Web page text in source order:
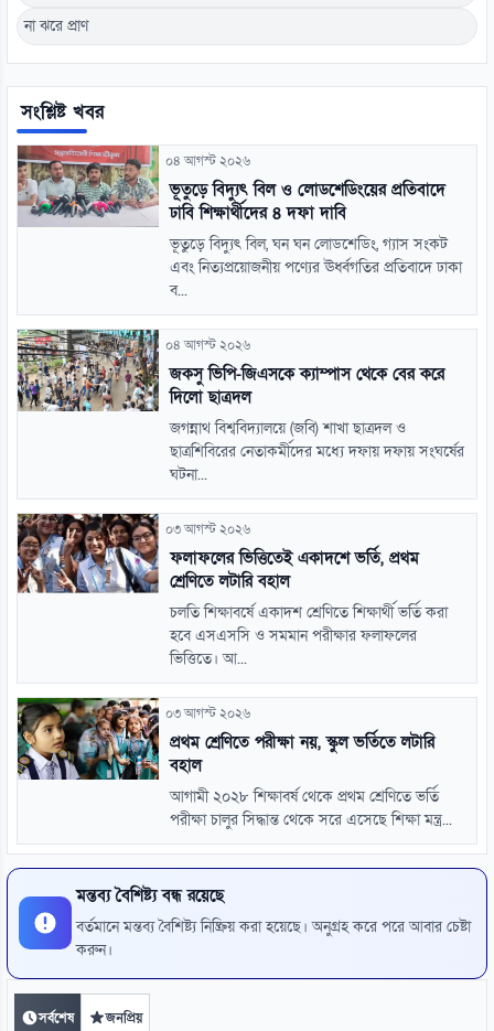
না ঝরে প্রাণ
সংশ্লিষ্ট খবর
০৪ আগস্ট ২০২৬
ভূতুড়ে বিদ্যুৎ বিল ও লোডশেডিংয়ের প্রতিবাদে
ঢাবি শিক্ষার্থীদের ৪ দফা দাবি
ভূতুড়ে বিদ্যুৎ বিল, ঘন ঘন লোডশেডিং, গ্যাস সংকট
এবং নিত্যপ্রয়োজনীয় পণ্যের ঊর্ধ্বগতির প্রতিবাদে ঢাকা
ব...
০৪ আগস্ট ২০২৬
জকসু ভিপি-জিএসকে ক্যাম্পাস থেকে বের করে
দিলো ছাত্রদল
জগন্নাথ বিশ্ববিদ্যালয়ে (জবি) শাখা ছাত্রদল ও
ছাত্রশিবিরের নেতাকর্মীদের মধ্যে দফায় দফায় সংঘর্ষের
ঘটনা...
০৩ আগস্ট ২০২৬
ফলাফলের ভিত্তিতেই একাদশে ভর্তি, প্রথম
শ্রেণিতে লটারি বহাল
চলতি শিক্ষাবর্ষে একাদশ শ্রেণিতে শিক্ষার্থী ভর্তি করা
হবে এসএসসি ও সমমান পরীক্ষার ফলাফলের
ভিত্তিতে। আ...
০৩ আগস্ট ২০২৬
প্রথম শ্রেণিতে পরীক্ষা নয়, স্কুল ভর্তিতে লটারি
বহাল
আগামী ২০২৮ শিক্ষাবর্ষ থেকে প্রথম শ্রেণিতে ভর্তি
পরীক্ষা চালুর সিদ্ধান্ত থেকে সরে এসেছে শিক্ষা মন্ত্র...
মন্তব্য বৈশিষ্ট্য বন্ধ রয়েছে
বর্তমানে মন্তব্য বৈশিষ্ট্য নিষ্ক্রিয় করা হয়েছে। অনুগ্রহ করে পরে আবার চেষ্টা
করুন।
সর্বশেষ জনপ্রিয়